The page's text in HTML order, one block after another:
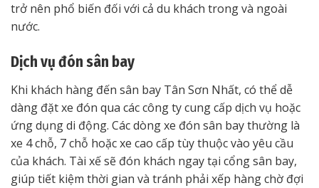
trở nên phổ biến đối với cả du khách trong và ngoài
nước.
Dịch vụ đón sân bay
Khi khách hàng đến sân bay Tân Sơn Nhất, có thể dễ
dàng đặt xe đón qua các công ty cung cấp dịch vụ hoặc
ứng dụng di động. Các dòng xe đón sân bay thường là
xe 4 chỗ, 7 chỗ hoặc xe cao cấp tùy thuộc vào yêu cầu
của khách. Tài xế sẽ đón khách ngay tại cổng sân bay,
giúp tiết kiệm thời gian và tránh phải xếp hàng chờ đợi